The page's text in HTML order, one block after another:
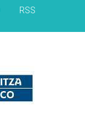
RSS